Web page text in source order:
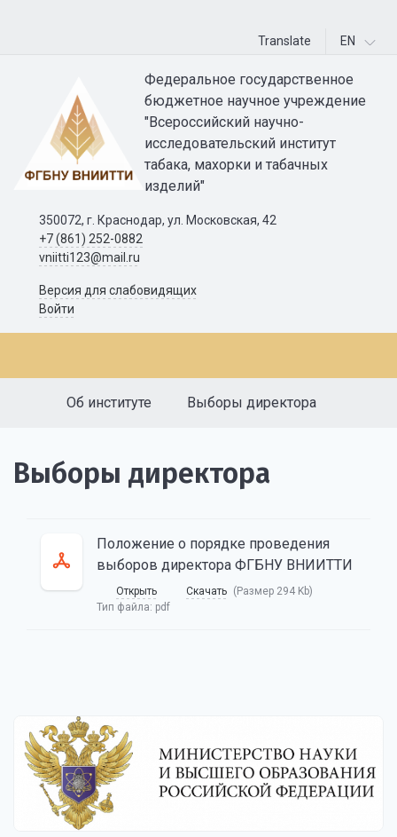
Translate EN
Федеральное государственное
бюджетное научное учреждение
"Всероссийский научно-
исследовательский институт
табака, махорки и табачных
изделий"
350072, г. Краснодар, ул. Московская, 42
+7 (861) 252-0882
vniitti123@mail.ru
Версия для слабовидящих
Войти
Об институте Выборы директора
Выборы директора
Положение о порядке проведения
выборов директора ФГБНУ ВНИИТТИ
Открыть Скачать (Размер 294 Kb)
Тип файла: pdf